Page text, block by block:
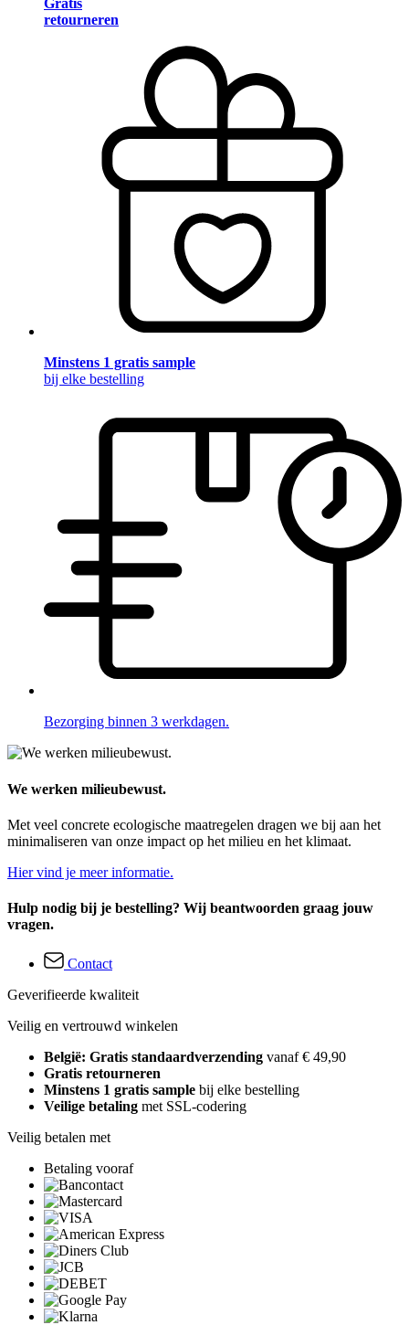
retourneren
Minstens 1 gratis sample
bij elke bestelling
Bezorging binnen 3 werkdagen.
We werken milieubewust.
Met veel concrete ecologische maatregelen dragen we bij aan het
minimaliseren van onze impact op het milieu en het klimaat.
Hier vind je meer informatie.
Hulp nodig bij je bestelling? Wij beantwoorden graag jouw
vragen.
Contact
Geverifieerde kwaliteit
Veilig en vertrouwd winkelen
België: Gratis standaardverzending vanaf € 49,90
Gratis retourneren
Minstens 1 gratis sample bij elke bestelling
Veilige betaling met SSL-codering
Veilig betalen met
Betaling vooraf